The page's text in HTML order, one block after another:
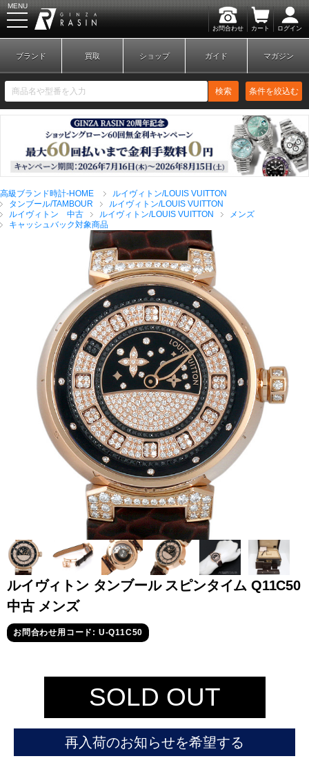
お問合わせ カート ログイン
MENU
新規会員登録 ログイン
ブランドから探す
全てのブランドを見
る
ロレックス
パテック
フィリップ
オーデマピゲ ウブロ
グランド
セイコー
ヴァシュロン
チューダー パネライ
ブランド 買取 ショップ ガイド マガジン
検索 条件を絞込む
高級ブランド時計-HOME
ルイヴィトン/LOUIS VUITTON
タンブール/TAMBOUR
ルイヴィトン/LOUIS VUITTON
ルイヴィトン 中古
ルイヴィトン/LOUIS VUITTON
メンズ
キャッシュバック対象商品
ルイヴィトン タンブール スピンタイム Q11C50
中古 メンズ
お問合わせ用コード: U-Q11C50
SOLD OUT
再入荷のお知らせを希望する